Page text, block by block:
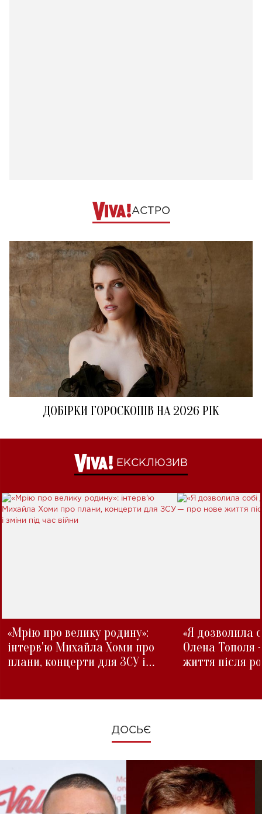
АСТРО
ДОБІРКИ ГОРОСКОПІВ НА 2026 РІК
ЕКСКЛЮЗИВ
«Мрію про велику родину»:
інтерв'ю Михайла Хоми про
плани, концерти для ЗСУ і
«Я дозволила
Олена Тополя
життя після
ДОСЬЄ